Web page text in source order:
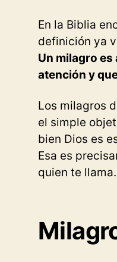
En la Biblia
definición ya
Un milagro es
atención y
Los milagros
el simple
bien Dios es
Esa es
quien te